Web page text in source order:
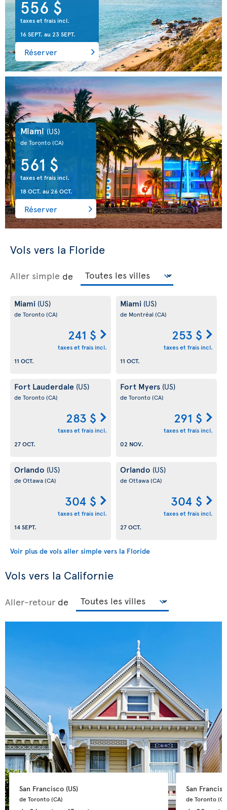
556 $
taxes et frais incl.
16 SEPT. au 23 SEPT.
Réserver
Miami (US)
de Toronto(CA)
561 $
taxes et frais incl.
18 OCT. au 26 OCT.
Réserver
Vols vers la Floride
Aller simple de
Miami (US)
de Toronto(CA)
241 $
taxes et frais incl.
11 OCT.
Miami (US)
de Montréal (CA)
253 $
taxes et frais incl.
11 OCT.
Fort Lauderdale (US)
de Toronto(CA)
283 $
taxes et frais incl.
27 OCT.
Fort Myers (US)
de Toronto(CA)
291 $
taxes et frais incl.
02 NOV.
Orlando (US)
de Ottawa(CA)
304 $
taxes et frais incl.
14 SEPT.
Orlando (US)
de Ottawa(CA)
304 $
taxes et frais incl.
27 OCT.
Voir plus de vols aller simple vers la Floride
Vols vers la Californie
Aller-retour de
San Francisco (US)
de Toronto (CA)
San
de Toronto